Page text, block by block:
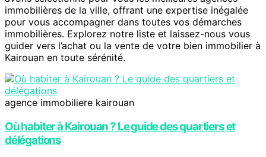
immobilières de la ville, offrant une expertise inégalée
pour vous accompagner dans toutes vos démarches
immobilières. Explorez notre liste et laissez-nous vous
guider vers l’achat ou la vente de votre bien immobilier à
Kairouan en toute sérénité.
agence immobiliere kairouan
Où habiter à Kairouan ? Le guide des quartiers et
délégations